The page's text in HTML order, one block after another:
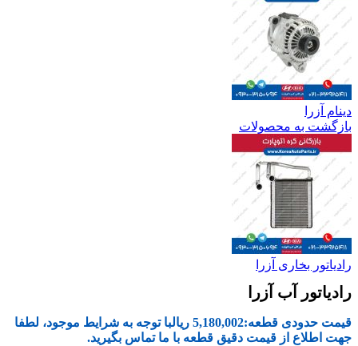
دینام آزرا
بازگشت به محصولات
رادیاتور بخاری آزرا
رادیاتور آب آزرا
قیمت حدودی قطعه:5,180,002 ریالبا توجه به شرایط موجود، لطفا
جهت اطلاع از قیمت دقیق قطعه با ما تماس بگیرید.